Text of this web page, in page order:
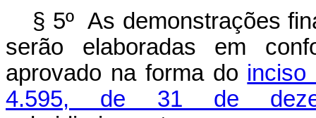
§ 5º As demonstrações
serão elaboradas em
aprovado na forma do
4.595, de 31 de